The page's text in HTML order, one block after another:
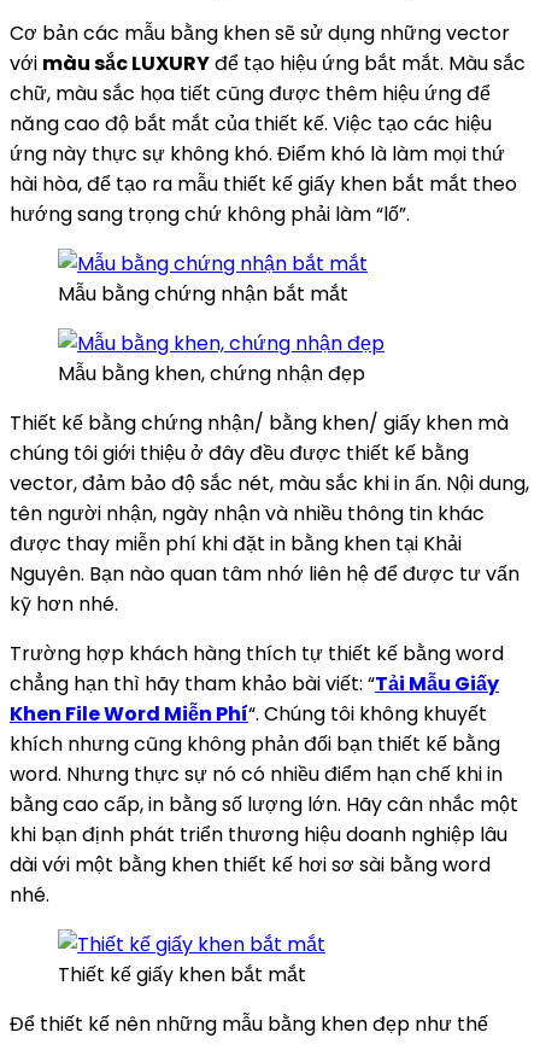
Cơ bản các mẫu bằng khen sẽ sử dụng những vector
với màu sắc LUXURYđể tạo hiệu ứng bắt mắt. Màu sắc
chữ, màu sắc họa tiết cũng được thêm hiệu ứng để
năng cao độ bắt mắt của thiết kế. Việc tạo các hiệu
ứng này thực sự không khó. Điểm khó là làm mọi thứ
hài hòa, để tạo ra mẫu thiết kế giấy khen bắt mắt theo
hướng sang trọng chứ không phải làm “lố”.
Mẫu bằng chứng nhận bắt mắt
Mẫu bằng khen, chứng nhận đẹp
Thiết kế bằng chứng nhận/ bằng khen/ giấy khen mà
chúng tôi giới thiệu ở đây đều được thiết kế bằng
vector, đảm bảo độ sắc nét, màu sắc khi in ấn. Nội dung,
tên người nhận, ngày nhận và nhiều thông tin khác
được thay miễn phí khi đặt in bằng khen tại Khải
Nguyên. Bạn nào quan tâm nhớ liên hệ để được tư vấn
kỹ hơn nhé.
Trường hợp khách hàng thích tự thiết kế bằng word
chẳng hạn thì hãy tham khảo bài viết: “Tải Mẫu Giấy
Khen File Word Miễn Phí“. Chúng tôi không khuyết
khích nhưng cũng không phản đối bạn thiết kế bằng
word. Nhưng thực sự nó có nhiều điểm hạn chế khi in
bằng cao cấp, in bằng số lượng lớn. Hãy cân nhắc một
khi bạn định phát triển thương hiệu doanh nghiệp lâu
dài với một bằng khen thiết kế hơi sơ sài bằng word
nhé.
Thiết kế giấy khen bắt mắt
Để thiết kế nên những mẫu bằng khen đẹp như thế